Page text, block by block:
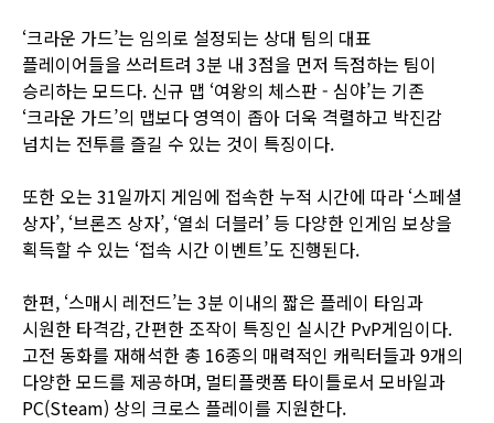
‘크라운 가드’는 임의로 설정되는 상대 팀의 대표
플레이어들을 쓰러트려 3분 내 3점을 먼저 득점하는 팀이
승리하는 모드다. 신규 맵 ‘여왕의 체스판 - 심야’는 기존
‘크라운 가드’의 맵보다 영역이 좁아 더욱 격렬하고 박진감
넘치는 전투를 즐길 수 있는 것이 특징이다.
또한 오는 31일까지 게임에 접속한 누적 시간에 따라 ‘스페셜
상자’, ‘브론즈 상자’, ‘열쇠 더블러’ 등 다양한 인게임 보상을
획득할 수 있는 ‘접속 시간 이벤트’도 진행된다.
한편, ‘스매시 레전드’는 3분 이내의 짧은 플레이 타임과
시원한 타격감, 간편한 조작이 특징인 실시간 PvP게임이다.
고전 동화를 재해석한 총 16종의 매력적인 캐릭터들과 9개의
다양한 모드를 제공하며, 멀티플랫폼 타이틀로서 모바일과
PC(Steam) 상의 크로스 플레이를 지원한다.